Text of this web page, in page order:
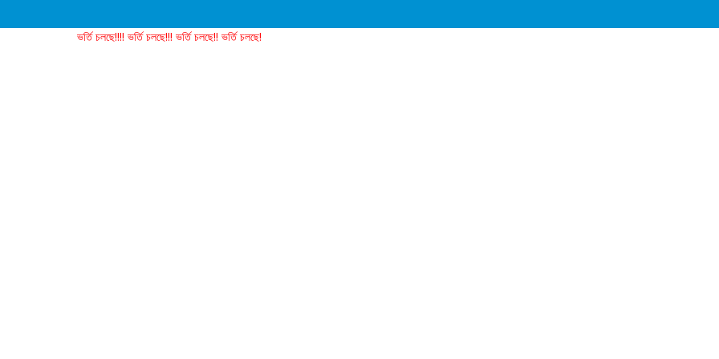
ভর্তি চলছে!!!! ভর্তি চলছে!!! ভর্তি চলছে!! ভর্তি চলছে!